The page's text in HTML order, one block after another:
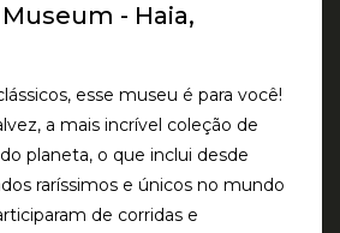
- Haia,
esse museu é para você!
a mais incrível coleção de
planeta, o que inclui desde
raríssimos e únicos no mundo
de corridas e